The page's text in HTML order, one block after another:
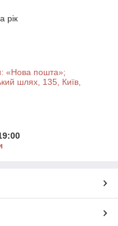
рік
«Нова пошта»;
шлях, 135, Київ,